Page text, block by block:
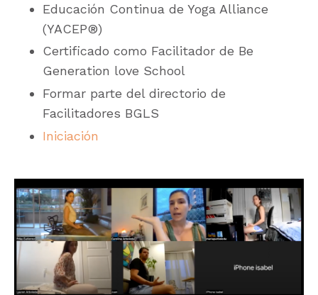
Educación Continua de Yoga Alliance
(YACEP®)
Certificado como Facilitador de Be
Generation love School
Formar parte del directorio de
Facilitadores BGLS
Iniciación